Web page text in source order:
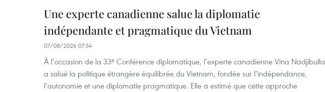
Une experte canadienne salue la diplomatie
indépendante et pragmatique du Vietnam
07/08/2026 07:54
À l’occasion de la 33ᵉ Conférence diplomatique, l’experte canadienne Vina Nadjibulla
a salué la politique étrangère équilibrée du Vietnam, fondée sur l’indépendance,
l’autonomie et une diplomatie pragmatique. Elle a estimé que cette approche